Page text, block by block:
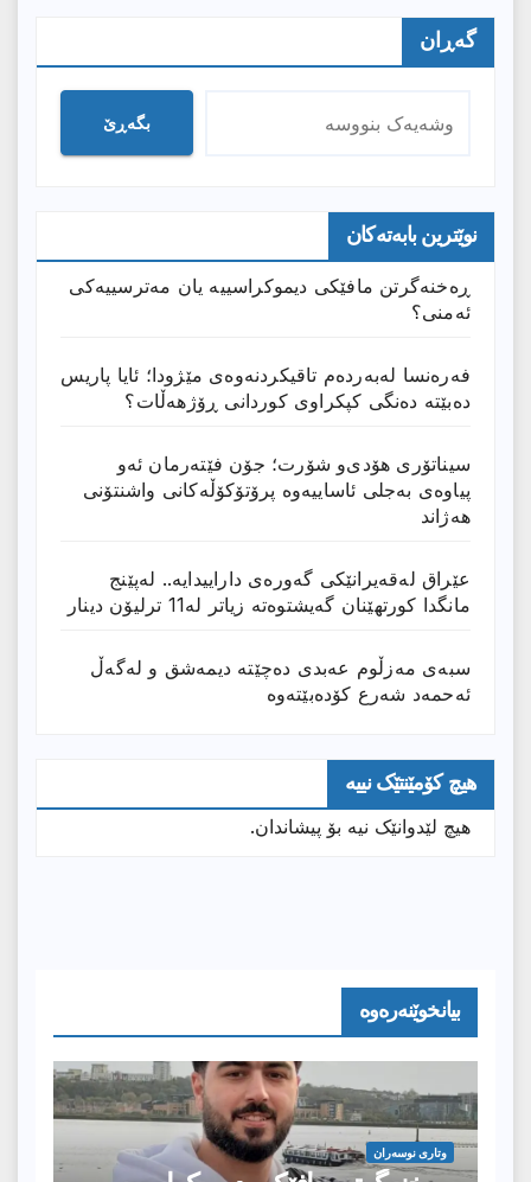
گەڕان
بگەڕێ
نوێترین بابەتەکان
ڕەخنەگرتن مافێکی دیموکراسییە یان مەترسییەکی
ئەمنی؟
فەرەنسا لەبەردەم تاقیکردنەوەی مێژودا؛ ئایا پاریس
دەبێتە دەنگی کپکراوی کوردانی ڕۆژھەڵات؟
سیناتۆری هۆدی‌و شۆرت؛ جۆن فێتەرمان ئەو
پیاوەی بەجلی ئاساییەوە پرۆتۆکۆڵەکانی واشنتۆنی
هەژاند
عێراق له‌قه‌یرانێكى گه‌وره‌ى داراییدایه‌.. له‌پێنج
مانگدا كورتهێنان گه‌یشتوه‌ته‌ زیاتر له‌11 ترلیۆن دینار
سبەی مەزڵوم عەبدی دەچێتە دیمەشق و لەگەڵ
ئەحمەد شەرع کۆدەبێتەوە
هیچ کۆمێنتێک نییە
هیچ لێدوانێک نیە بۆ پیشاندان.
بیانخوێنەرەوە
وتارى نوسەران